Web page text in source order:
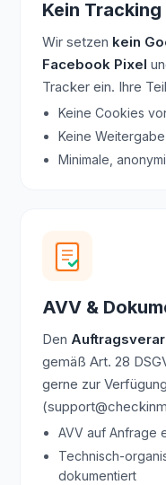
Kein
Wir setzen kein
Facebook Pixel
Tracker ein. Ihre
Keine Cookies
Keine
Minimale,
AVV &
Den
gemäß Art. 28
gerne zur Verfügung
AVV auf Anfrage
Technisch-
dokumentiert